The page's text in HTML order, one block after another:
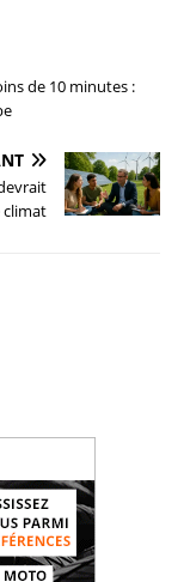
de 10 minutes :